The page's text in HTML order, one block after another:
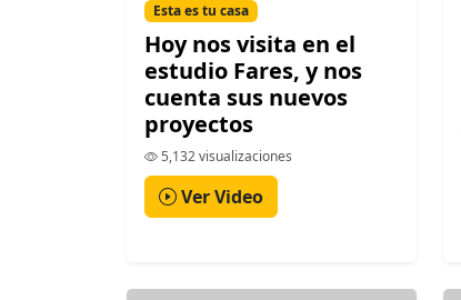
Esta es tu casa
Hoy nos visita en el
estudio Fares, y nos
cuenta sus nuevos
proyectos
5,132 visualizaciones
Ver Video